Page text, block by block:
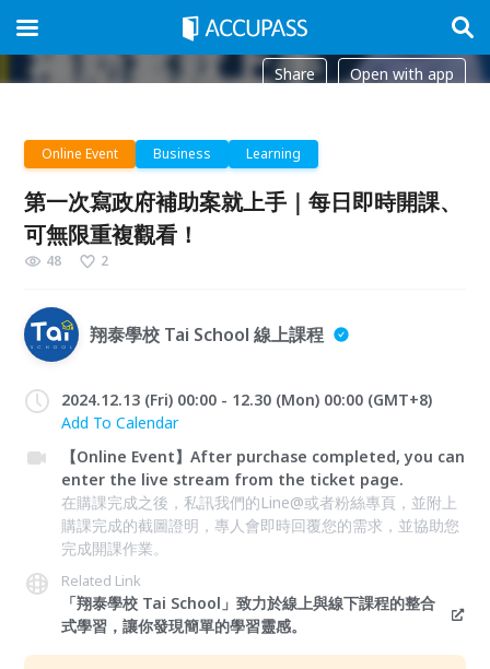
Share Open with app
Online Event Business Learning
第一次寫政府補助案就上手｜每日即時開課、
可無限重複觀看！
48 2
翔泰學校 Tai School 線上課程
2024.12.13 (Fri) 00:00 - 12.30 (Mon) 00:00 (GMT+8)
Add To Calendar
【Online Event】After purchase completed, you can
enter the live stream from the ticket page.
在購課完成之後，私訊我們的Line@或者粉絲專頁，並附上
購課完成的截圖證明，專人會即時回覆您的需求，並協助您
完成開課作業。
Related Link
「翔泰學校 Tai School」致力於線上與線下課程的整合
式學習，讓你發現簡單的學習靈感。